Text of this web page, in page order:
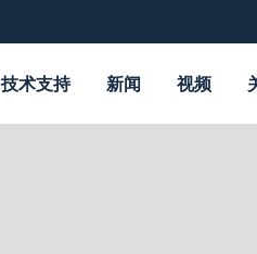
技术支持 新闻 视频